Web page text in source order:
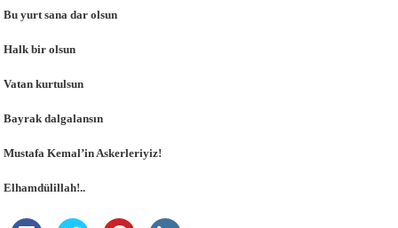
Bu yurt sana dar olsun
Halk bir olsun
Vatan kurtulsun
Bayrak dalgalansın
Mustafa Kemal’in Askerleriyiz!
Elhamdülillah!..